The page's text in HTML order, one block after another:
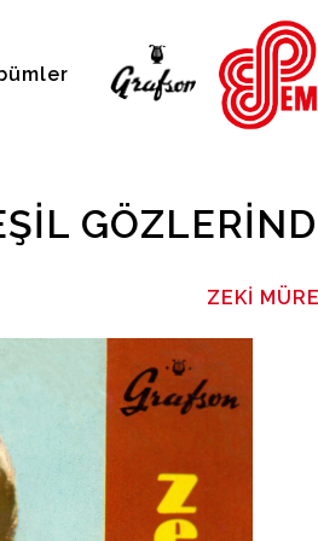
ZEKI